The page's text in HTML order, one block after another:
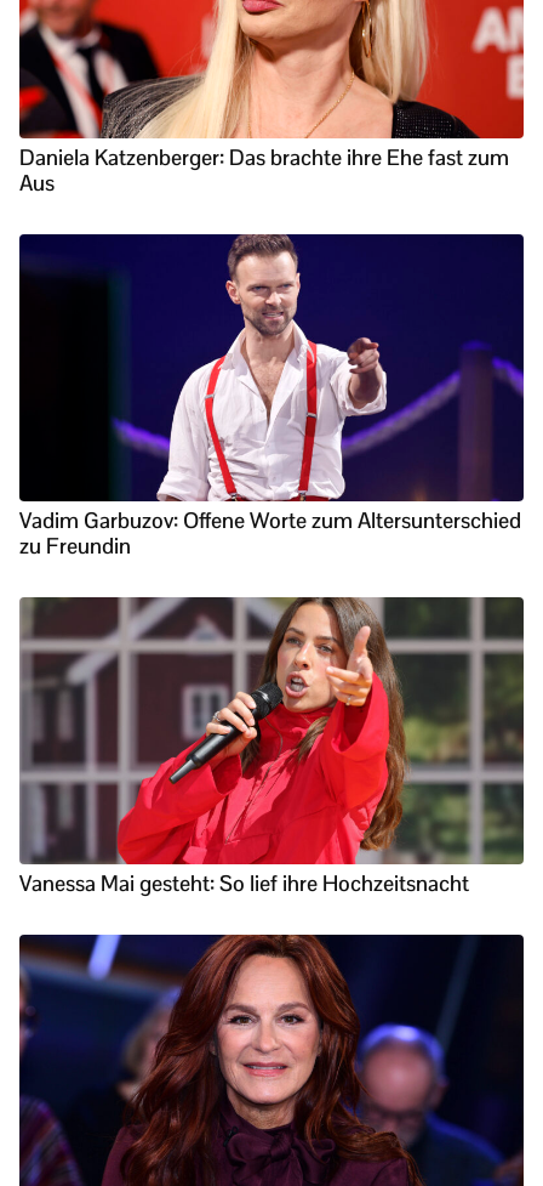
Daniela Katzenberger: Das brachte ihre Ehe fast zum
Aus
Vadim Garbuzov: Offene Worte zum Altersunterschied
zu Freundin
Vanessa Mai gesteht: So lief ihre Hochzeitsnacht